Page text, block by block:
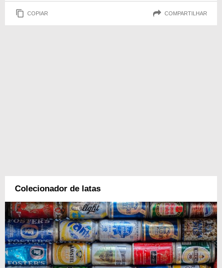
COPIAR COMPARTILHAR
Colecionador de latas